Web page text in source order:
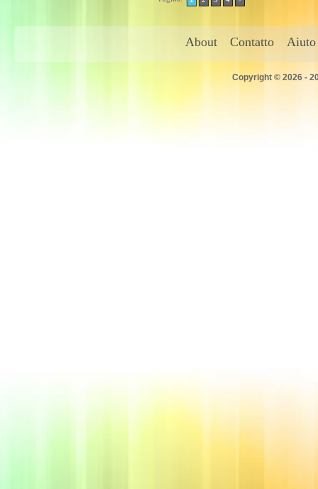
About Contatto Aiuto
Copyright © 2026 -